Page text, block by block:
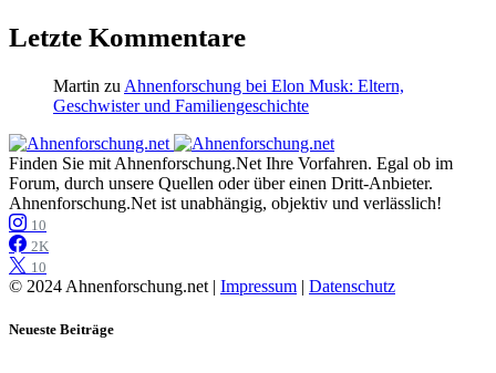
Letzte Kommentare
Martin zu Ahnenforschung bei Elon Musk: Eltern,
Geschwister und Familiengeschichte
Finden Sie mit Ahnenforschung.Net Ihre Vorfahren. Egal ob im
Forum, durch unsere Quellen oder über einen Dritt-Anbieter.
Ahnenforschung.Net ist unabhängig, objektiv und verlässlich!
10
2K
10
© 2024 Ahnenforschung.net | Impressum | Datenschutz
Neueste Beiträge